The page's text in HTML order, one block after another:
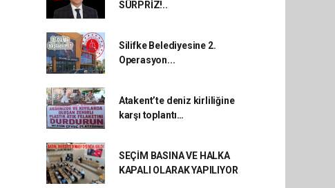
SÜRPRİZ!..
Silifke Belediyesine 2.
Operasyon...
Atakent’te deniz kirliliğine
karşı toplantı…
SEÇİM BASINA VE HALKA
KAPALI OLARAK YAPILIYOR